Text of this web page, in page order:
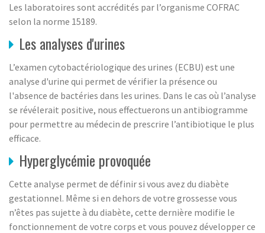
Les laboratoires sont accrédités par l’organisme COFRAC
selon la norme 15189.
Les analyses d'urines
L’examen cytobactériologique des urines (ECBU) est une
analyse d'urine qui permet de vérifier la présence ou
l'absence de bactéries dans les urines. Dans le cas où l’analyse
se révélerait positive, nous effectuerons un antibiogramme
pour permettre au médecin de prescrire l’antibiotique le plus
efficace.
Hyperglycémie provoquée
Cette analyse permet de définir si vous avez du diabète
gestationnel. Même si en dehors de votre grossesse vous
n’êtes pas sujette à du diabète, cette dernière modifie le
fonctionnement de votre corps et vous pouvez développer ce